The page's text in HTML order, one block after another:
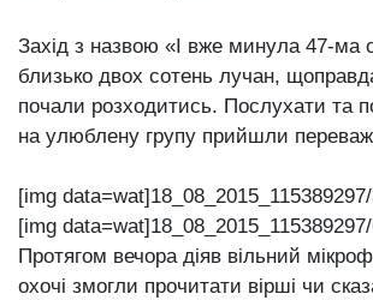
Контакти
Політика конфіденційності
Захід з назвою «І вже минула 47-ма
близько двох сотень лучан,
почали розходитись. Послухати та
на улюблену групу прийшли
[img
[img
Протягом вечора діяв вільний
охочі змогли прочитати вірші чи